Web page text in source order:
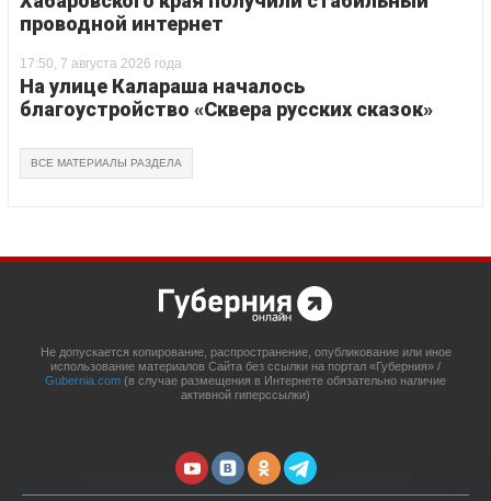
проводной интернет
17:50, 7 августа 2026 года
На улице Калараша началось
благоустройство «Сквера русских сказок»
ВСЕ МАТЕРИАЛЫ РАЗДЕЛА
Не допускается копирование, распространение, опубликование или иное
использование материалов Сайта без ссылки на портал «Губерния» /
Gubernia.com (в случае размещения в Интернете обязательно наличие
активной гиперссылки)